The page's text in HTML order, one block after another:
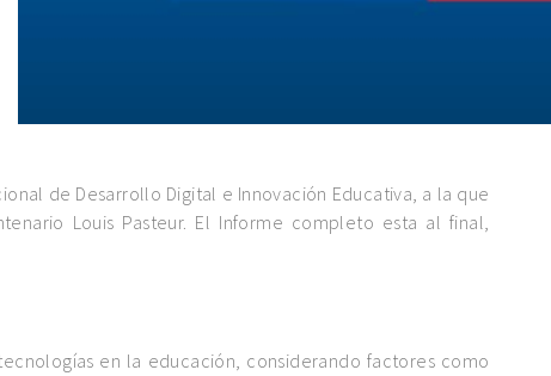
de Desarrollo Digital e Innovación Educativa, a la que
Louis Pasteur. El Informe completo esta al final,
en la educación, considerando factores como